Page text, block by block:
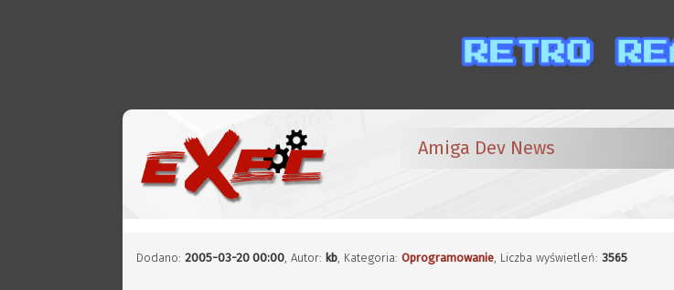
Amiga Dev News
Dodano:2005-03-20 00:00,Autor: kb, Kategoria:Oprogramowanie, Liczba wyświetleń:3565